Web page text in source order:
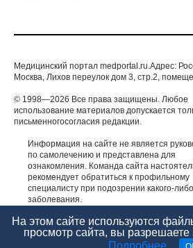
Москва, Лихов переулок дом 3, стр.2,
использование материалов допускается
письменногосогласия редакции.
Информация на сайте не является
по самолечению и представлена для
ознакомления. Команда сайта
специалисту при подозрении какого-либо
заболевания.
ИМЕЮТСЯ ПРОТИВОПОКАЗАНИЯ.
КОНСУЛЬТАЦИЯ СПЕЦИАЛИСТА.
На этом сайте используются
просмотр сайта, вы разрешаете
Подробнее.